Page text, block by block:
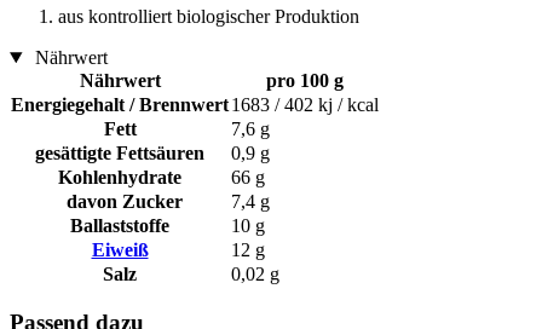
aus kontrolliert biologischer Produktion
Nährwert
Nährwert
pro 100 g
Energiegehalt / Brennwert1683 / 402 kj / kcal
Fett
7,6 g
gesättigte Fettsäuren
0,9 g
Kohlenhydrate
66 g
davon Zucker
7,4 g
Ballaststoffe
10 g
Eiweiß
12 g
Salz
0,02 g
Passend dazu